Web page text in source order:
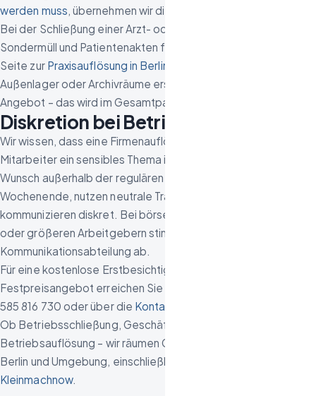
werden muss, übernehmen wir die Gastronomie-Räumung mit.
Bei der Schließung einer Arzt- oder Zahnarztpraxis mit
Sondermüll und Patientenakten finden Sie Details auf unserer
Seite zur Praxisauflösung in Berlin
Außenlager oder Archivräume erstellen wir kein gesondertes
Angebot – das wird im Gesamtpaket abgedeckt.
Diskretion bei Betriebsschließungen
Wir wissen, dass eine Firmenauflösung für Inhaber und
Mitarbeiter ein sensibles Thema ist. Deshalb arbeiten wir auf
Wunsch außerhalb der regulären Geschäftszeiten oder am
Wochenende, nutzen neutrale Transportfahrzeuge und
kommunizieren diskret. Bei börsennotierten Unternehmen
oder größeren Arbeitgebern stimmen wir uns mit Ihrer
Kommunikationsabteilung ab.
Für eine kostenlose Erstbesichtigung und ein unverbindliches
Festpreisangebot erreichen Sie uns telefonisch unter 030
585 816 730 oder über die Kontaktseite auf unserer Website
Ob Betriebsschließung, Geschäftsaufgabe oder
Betriebsauflösung – wir räumen Gewerbeflächen in ganz
Berlin und Umgebung, einschließlich
Kleinmachnow.